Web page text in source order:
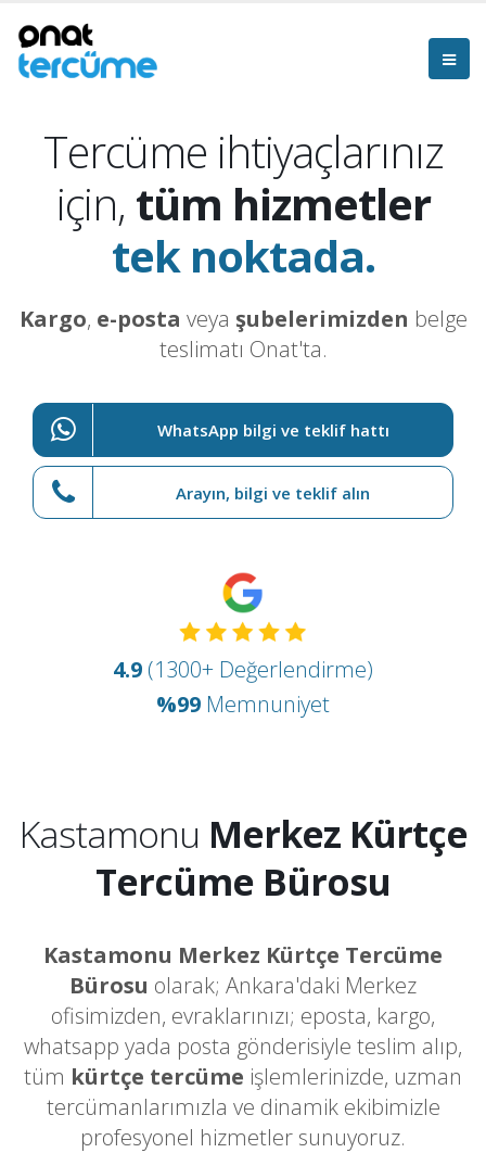
Tercüme ihtiyaçlarınız
için, tüm hizmetler
tek noktada.
Kargo, e-posta veya şubelerimizden belge
teslimatı Onat'ta.
WhatsApp bilgi ve teklif hattı
Arayın, bilgi ve teklif alın
4.9 (1300+ Değerlendirme)
%99 Memnuniyet
Kastamonu Merkez Kürtçe
Tercüme Bürosu
Kastamonu Merkez Kürtçe Tercüme
Bürosu olarak; Ankara'daki Merkez
ofisimizden, evraklarınızı; eposta, kargo,
whatsapp yada posta gönderisiyle teslim alıp,
tüm kürtçe tercüme işlemlerinizde, uzman
tercümanlarımızla ve dinamik ekibimizle
profesyonel hizmetler sunuyoruz.